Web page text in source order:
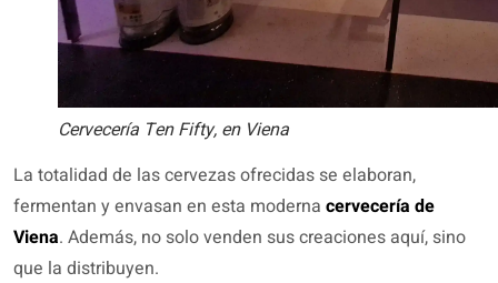
Cervecería Ten Fifty, en Viena
La totalidad de las cervezas ofrecidas se elaboran,
fermentan y envasan en esta moderna cervecería de
Viena. Además, no solo venden sus creaciones aquí, sino
que la distribuyen.